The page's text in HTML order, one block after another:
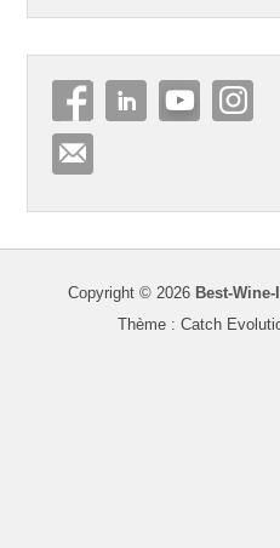
Copyright © 2026 Best-Wine-
Thème : Catch